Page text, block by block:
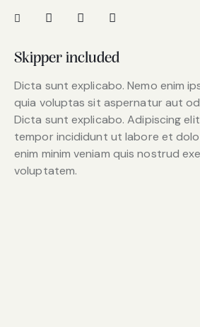
Skipper included
Dicta sunt explicabo. Nemo enim
quia voluptas sit aspernatur aut
Dicta sunt explicabo. Adipiscing
tempor incididunt ut labore et
enim minim veniam quis nostrud
voluptatem.